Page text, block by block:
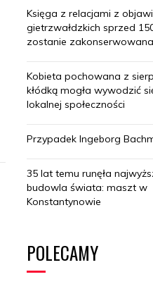
Księga z relacjami z
gietrzwałdzkich sprzed
zostanie zakonserwowana
Kobieta pochowana z
kłódką mogła wywodzić
lokalnej społeczności
Przypadek Ingeborg
35 lat temu runęła
budowla świata: maszt w
Konstantynowie
POLECAMY